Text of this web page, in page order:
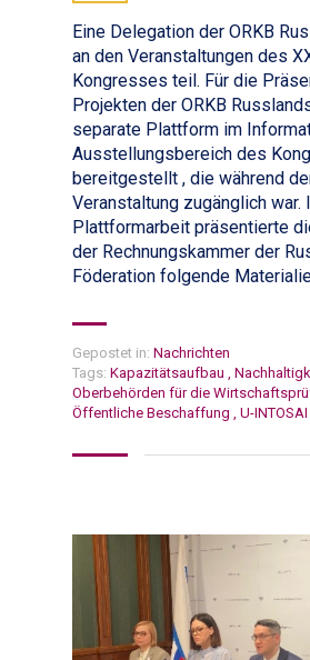
Eine Delegation der ORKB
an den Veranstaltungen des
Kongresses teil. Für die
Projekten der ORKB
separate Plattform im
Ausstellungsbereich des
bereitgestellt , die während
Veranstaltung zugänglich war.
Plattformarbeit präsentierte
der Rechnungskammer der
Föderation folgende
Gepostet in: Nachrichten
Tags: Kapazitätsaufbau ,
Oberbehörden für die
Öffentliche Beschaffung , U-INTOSAI